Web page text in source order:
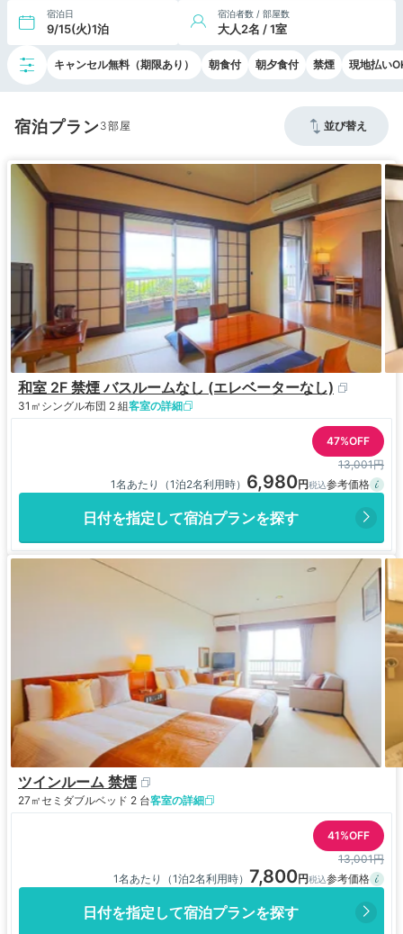
宿泊日
9/15(火)1泊
宿泊者数 / 部屋数
大人2名 / 1室
キャンセル無料（期限あり） 朝食付 朝夕食付 禁煙 現地払い
宿泊プラン3 並び替え
和室 2F 禁煙 バスルームなし (エレベーターなし)
31㎡ シングル布団 2 組客室の詳細
47%OFF
13,001円
1名あたり（1泊2名利用時） 6,980
日付を指定して宿泊プランを探す
ツインルーム 禁煙
27㎡セミダブルベッド 2 台客室の詳細
41%OFF
13,001円
1名あたり（1泊2名利用時） 7,800
日付を指定して宿泊プランを探す